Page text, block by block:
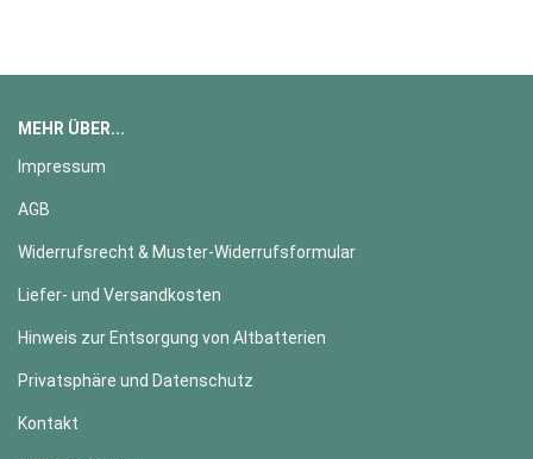
MEHR ÜBER...
Impressum
AGB
Widerrufsrecht & Muster-Widerrufsformular
Liefer- und Versandkosten
Hinweis zur Entsorgung von Altbatterien
Privatsphäre und Datenschutz
Kontakt